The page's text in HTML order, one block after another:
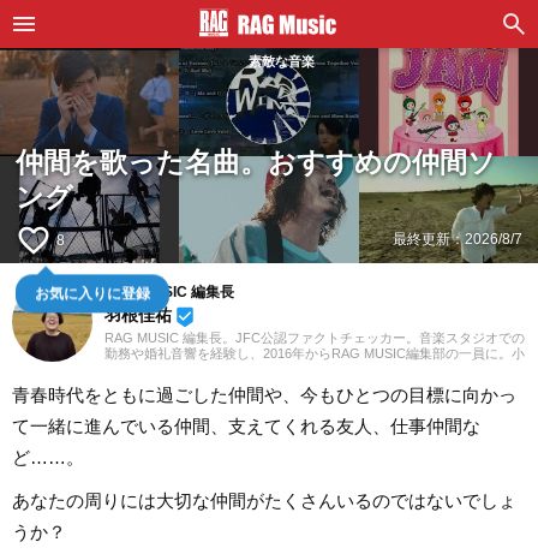
素敵な音楽
仲間を歌った名曲。おすすめの仲間ソ
ング
favorite_border 8
お気に入りに登録
最終更新：2026/8/7
RAG MUSIC 編集長
羽根佳祐 beenhere
RAG MUSIC 編集長。JFC公認ファクトチェッカー。音楽スタジオでの
勤務や婚礼音響を経験し、2016年からRAG MUSIC編集部の一員に。小
バンドでドラムと、さまざまな楽器を経験。各種楽曲紹介記事をはじ
め、各地の音楽フェスの紹介記事やライブレポートなど、自身の音楽
活動やこれまでの業務で培った経験を元に日々記事を制作していま
す。音楽は国内外のロックはもちろん、最近ではJ-POPも広く好んで
青春時代をともに過ごした仲間や、今もひとつの目標に向かっ
て一緒に進んでいる仲間、支えてくれる友人、仕事仲間な
ど……。
あなたの周りには大切な仲間がたくさんいるのではないでしょ
うか？